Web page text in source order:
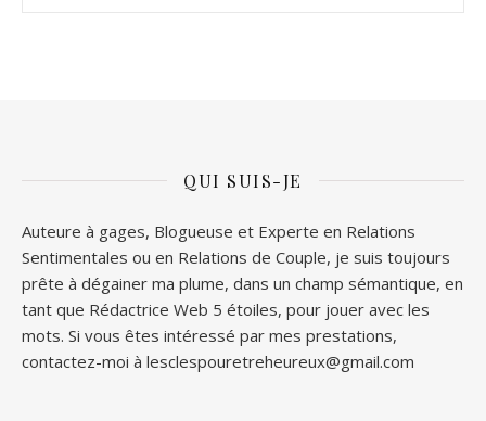
QUI SUIS-JE
Auteure à gages, Blogueuse et Experte en Relations
Sentimentales ou en Relations de Couple, je suis toujours
prête à dégainer ma plume, dans un champ sémantique, en
tant que Rédactrice Web 5 étoiles, pour jouer avec les
mots. Si vous êtes intéressé par mes prestations,
contactez-moi à lesclespouretreheureux@gmail.com